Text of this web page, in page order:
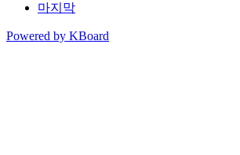
마지막
Powered by KBoard